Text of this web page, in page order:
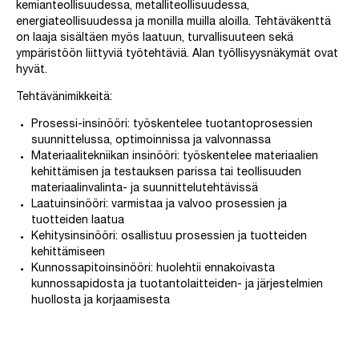
kemianteollisuudessa, metalliteollisuudessa,
energiateollisuudessa ja monilla muilla aloilla. Tehtäväkenttä
on laaja sisältäen myös laatuun, turvallisuuteen sekä
ympäristöön liittyviä työtehtäviä. Alan työllisyysnäkymät ovat
hyvät.
Tehtävänimikkeitä:
Prosessi-insinööri: työskentelee tuotantoprosessien
suunnittelussa, optimoinnissa ja valvonnassa
Materiaalitekniikan insinööri: työskentelee materiaalien
kehittämisen ja testauksen parissa tai teollisuuden
materiaalinvalinta- ja suunnittelutehtävissä
Laatuinsinööri: varmistaa ja valvoo prosessien ja
tuotteiden laatua
Kehitysinsinööri: osallistuu prosessien ja tuotteiden
kehittämiseen
Kunnossapitoinsinööri: huolehtii ennakoivasta
kunnossapidosta ja tuotantolaitteiden- ja järjestelmien
huollosta ja korjaamisesta